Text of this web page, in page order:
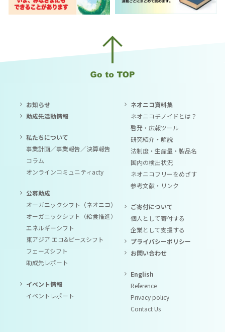
お知らせ
助成先活動情報
私たちについて
事業計画／事業報告／決算報告
コラム
オンラインコミュニティacty
公募助成
オーガニックシフト（ネオニコ）
オーガニックシフト（給食推進）
エネルギーシフト
東アジア エコ&ピースシフト
フェーズシフト
助成先レポート
イベント情報
イベントレポート
ネオニコ資料集
ネオニコチノイドとは？
啓発・広報ツール
研究紹介・解説
法制度・生産量・製品名
国内の検出状況
ネオニコフリーをめざす
参考文献・リンク
ご寄付について
個人として寄付する
企業として支援する
プライバシーポリシー
お問い合わせ
English
Reference
Privacy policy
Contact Us